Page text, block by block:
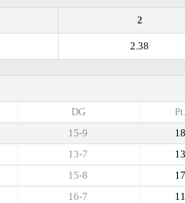
2
2.38
Pt.
DG
18
15-9
13
13-7
17
15-8
11
16-7